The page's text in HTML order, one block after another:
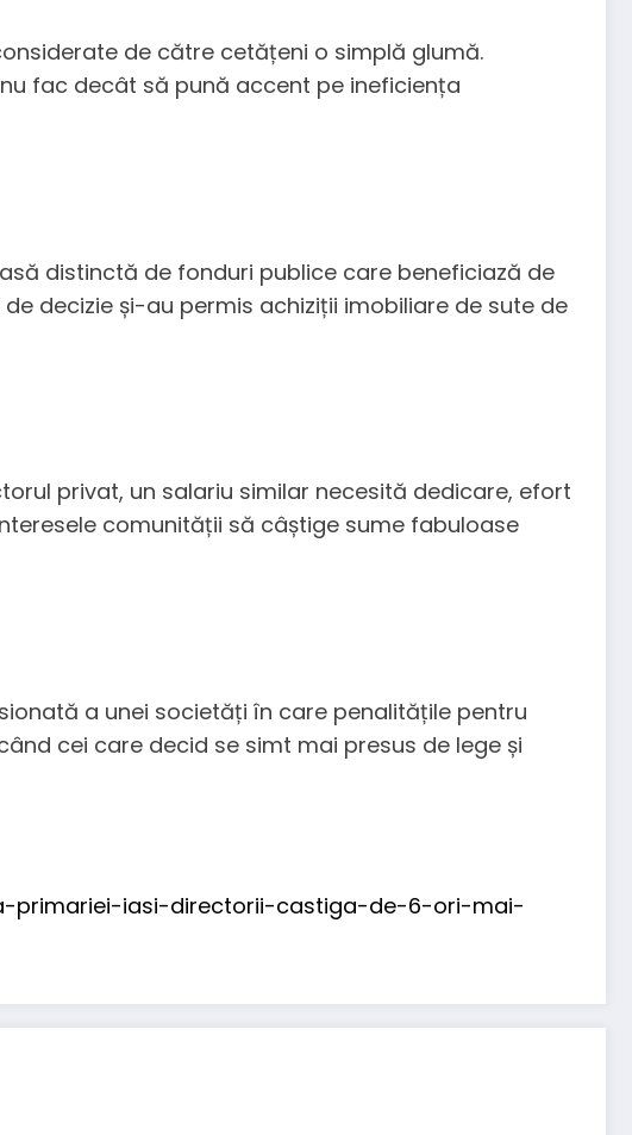
de către cetățeni o simplă glumă.
fac decât să pună accent pe ineficiența
distinctă de fonduri publice care beneficiază de
decizie și-au permis achiziții imobiliare de sute de
privat, un salariu similar necesită dedicare, efort
comunității să câștige sume fabuloase
a unei societăți în care penalitățile pentru
cei care decid se simt mai presus de lege și
primariei-iasi-directorii-castiga-de-6-ori-mai-